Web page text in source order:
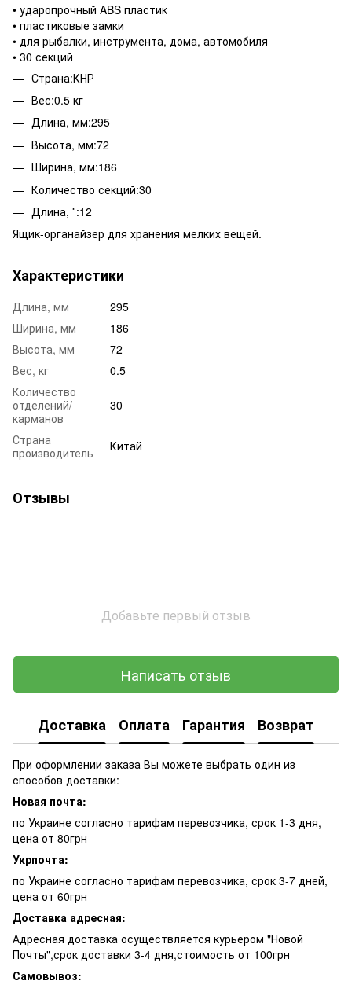
• ударопрочный ABS пластик
• пластиковые замки
• для рыбалки, инструмента, дома, автомобиля
• 30 секций
Страна:КНР
Вес:0.5 кг
Длина, мм:295
Высота, мм:72
Ширина, мм:186
Количество секций:30
Длина, ″:12
Ящик-органайзер для хранения мелких вещей.
Характеристики
Длина, мм
295
Ширина, мм
186
Высота, мм
72
Вес, кг
0.5
Количество
отделений/
карманов
30
Страна
производитель
Китай
Отзывы
Добавьте первый отзыв
Написать отзыв
Доставка Оплата Гарантия Возврат
При оформлении заказа Вы можете выбрать один из
способов доставки:
Новая почта:
по Украине согласно тарифам перевозчика, срок 1-3 дня,
цена от 80грн
Укрпочта:
по Украине согласно тарифам перевозчика, срок 3-7 дней,
цена от 60грн
Доставка адресная:
Адресная доставка осуществляется курьером "Новой
Почты",срок доставки 3-4 дня,стоимость от 100грн
Самовывоз: